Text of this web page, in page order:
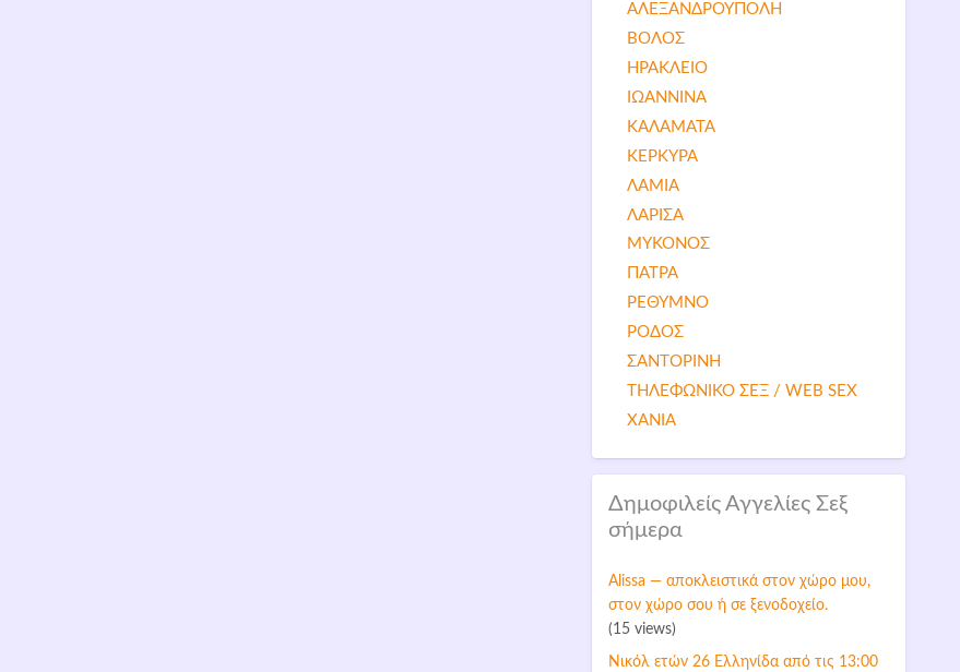
ΑΛΕΞΑΝΔΡΟΥΠΟΛΗ
ΒΟΛΟΣ
ΗΡΑΚΛΕΙΟ
ΙΩΑΝΝΙΝΑ
ΚΑΛΑΜΑΤΑ
ΚΕΡΚΥΡΑ
ΛΑΜΙΑ
ΛΑΡΙΣΑ
ΜΥΚΟΝΟΣ
ΠΑΤΡΑ
ΡΕΘΥΜΝΟ
ΡΟΔΟΣ
ΣΑΝΤΟΡΙΝΗ
ΤΗΛΕΦΩΝΙΚΟ ΣΕΞ / WEB SEX
ΧΑΝΙΑ
Δημοφιλείς Αγγελίες Σεξ
σήμερα
Alissa — αποκλειστικά στον χώρο μου,
στον χώρο σου ή σε ξενοδοχείο.
(15 views)
Νικόλ ετών 26 Ελληνίδα από τις 13:00